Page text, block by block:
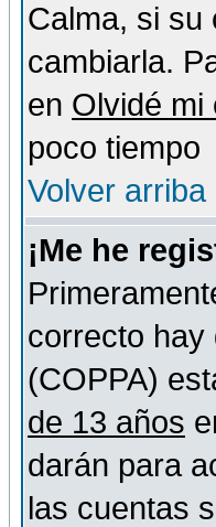
Calma, si su
cambiarla.
en Olvidé mi
poco tiempo
Volver arriba
¡Me he
correcto hay
(COPPA)
de 13 años
darán para
las cuentas